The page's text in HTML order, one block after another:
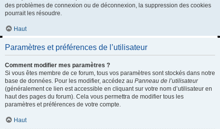
des problèmes de connexion ou de déconnexion, la suppression des cookies
pourrait les résoudre.
Haut
Paramètres et préférences de l’utilisateur
Comment modifier mes paramètres ?
Si vous êtes membre de ce forum, tous vos paramètres sont stockés dans notre
base de données. Pour les modifier, accédez au Panneau de l’utilisateur
(généralement ce lien est accessible en cliquant sur votre nom d’utilisateur en
haut des pages du forum). Cela vous permettra de modifier tous les
paramètres et préférences de votre compte.
Haut